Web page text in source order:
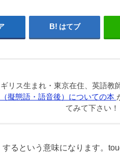
はてブ
リス生まれ・東京在住、英語教
擬態語・語音後）についての本
てみて下さい！
るという意味になります。